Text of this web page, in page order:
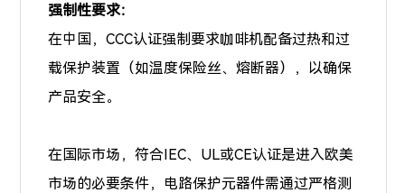
强制性要求：
在中国，CCC认证强制要求咖啡机配备过热和过
载保护装置（如温度保险丝、熔断器），以确保
产品安全。
在国际市场，符合IEC、UL或CE认证是进入欧美
市场的必要条件，电路保护元器件需通过严格测